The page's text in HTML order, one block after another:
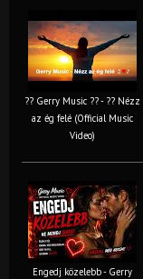
?? Gerry Music ?? - ?? Nézz
az ég felé (Official Music
Video)
Engedj közelebb - Gerry